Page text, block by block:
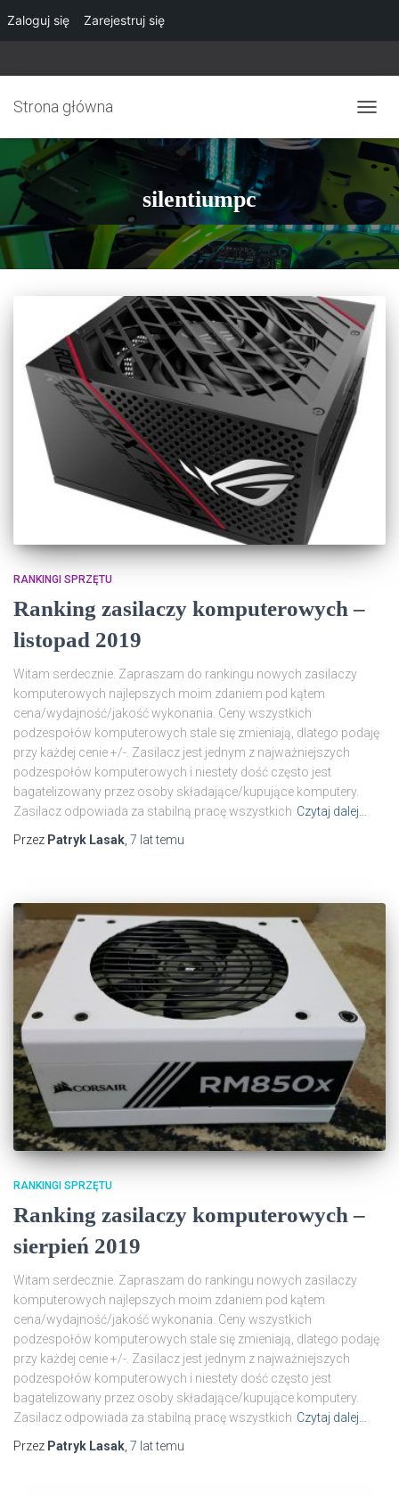
Zaloguj się Zarejestruj się
Strona główna
silentiumpc
RANKINGI SPRZĘTU
Ranking zasilaczy komputerowych –
listopad 2019
Witam serdecznie. Zapraszam do rankingu nowych zasilaczy
komputerowych najlepszych moim zdaniem pod kątem
cena/wydajność/jakość wykonania. Ceny wszystkich
podzespołów komputerowych stale się zmieniają, dlatego podaję
przy każdej cenie +/-. Zasilacz jest jednym z najważniejszych
podzespołów komputerowych i niestety dość często jest
bagatelizowany przez osoby składające/kupujące komputery.
Zasilacz odpowiada za stabilną pracę wszystkich Czytaj dalej…
Przez Patryk Lasak 7 lattemu
RANKINGI SPRZĘTU
Ranking zasilaczy komputerowych –
sierpień 2019
Witam serdecznie. Zapraszam do rankingu nowych zasilaczy
komputerowych najlepszych moim zdaniem pod kątem
cena/wydajność/jakość wykonania. Ceny wszystkich
podzespołów komputerowych stale się zmieniają, dlatego podaję
przy każdej cenie +/-. Zasilacz jest jednym z najważniejszych
podzespołów komputerowych i niestety dość często jest
bagatelizowany przez osoby składające/kupujące komputery.
Zasilacz odpowiada za stabilną pracę wszystkich Czytaj dalej…
Przez Patryk Lasak, 7 lattemu